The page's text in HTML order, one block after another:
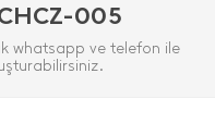
005
whatsapp ve telefon ile